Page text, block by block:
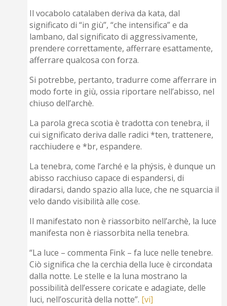
Il vocabolo catalaben deriva da kata, dal
significato di “in giù”, “che intensifica” e da
lambano, dal significato di aggressivamente,
prendere correttamente, afferrare esattamente,
afferrare qualcosa con forza.
Si potrebbe, pertanto, tradurre come afferrare in
modo forte in giù, ossia riportare nell’abisso, nel
chiuso dell’archè.
La parola greca scotia è tradotta con tenebra, il
cui significato deriva dalle radici *ten, trattenere,
racchiudere e *br, espandere.
La tenebra, come l’arché e la phýsis, è dunque un
abisso racchiuso capace di espandersi, di
diradarsi, dando spazio alla luce, che ne squarcia il
velo dando visibilità alle cose.
Il manifestato non è riassorbito nell’archè, la luce
manifesta non è riassorbita nella tenebra.
“La luce – commenta Fink – fa luce nelle tenebre.
Ciò significa che la cerchia della luce è circondata
dalla notte. Le stelle e la luna mostrano la
possibilità dell’essere coricate e adagiate, delle
luci, nell’oscurità della notte”. [vi]